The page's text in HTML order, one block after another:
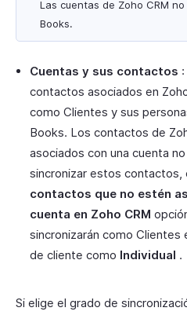
Las cuentas de Zoho CRM
Books.
Cuentas y sus contactos
contactos asociados en
como Clientes y sus
Books. Los contactos de
asociados con una cuenta
sincronizar estos contactos,
contactos que no estén
cuenta en Zoho CRM
sincronizarán como Clientes
de cliente como Individual .
Si elige el grado de